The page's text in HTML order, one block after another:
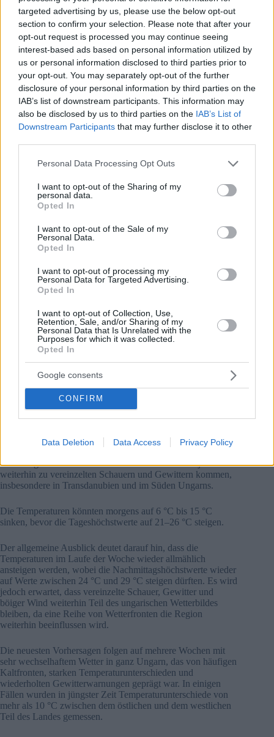
targeted advertising by us, please use the below opt-out
section to confirm your selection. Please note that after your
opt-out request is processed you may continue seeing
interest-based ads based on personal information utilized by
us or personal information disclosed to third parties prior to
your opt-out. You may separately opt-out of the further
disclosure of your personal information by third parties on the
IAB’s list of downstream participants. This information may
also be disclosed by us to third parties on the IAB’s List of
Downstream Participants that may further disclose it to other
Please note that this website/app uses one or more Google
not limited to your visit or usage behaviour. You may click to
grant or deny consent to Google and its third-party tags to
use your data for below specified purposes in below Google
consent section.
Personal Data Processing Opt Outs
I want to opt-out of the Sharing of my
personal data.
Opted In
I want to opt-out of the Sale of my
Personal Data.
Opted In
I want to opt-out of processing my
Personal Data for Targeted Advertising.
Opted In
I want to opt-out of Collection, Use,
Retention, Sale, and/or Sharing of my
Personal Data that Is Unrelated with the
Purposes for which it was collected.
Opted In
Google consents
CONFIRM
Data Deletion Data Access Privacy Policy
könnten.
Gefährliche UV-Strahlung gibt weiterhin Anlass zur Sorge
Trotz der Sturmgefahr wird für Teile Ungarns am Sonntag
auch sehr starke UV-B-Strahlung vorhergesagt.
HungaroMet hat gewarnt, dass die UV-Werte in
Südtransdanubien und der südlichen Tiefebene
voraussichtlich die Warnschwelle überschreiten werden,
wobei die UV-Indexwerte in weiten Teilen beider Regionen
Meteorologen raten dazu, direkte Sonneneinstrahlung
Schutzkleidung und Kopfbedeckungen zu tragen sowie
Sonnenschutzmittel zu verwenden. Selbst Menschen mit
normalem Hauttyp können bereits nach 15 bis 20 Minuten in
Sonnenuntergang am Plattensee. Foto: Pixabay
Mischung aus Sonnenschein und Wolken. Es kann jedoch
weiterhin zu vereinzelten Schauern und Gewittern kommen,
insbesondere in Transdanubien und im Süden Ungarns.
Die Temperaturen könnten morgens auf 6 °C bis 15 °C
sinken, bevor die Tageshöchstwerte auf 21–26 °C steigen.
Der allgemeine Ausblick deutet darauf hin, dass die
Temperaturen im Laufe der Woche wieder allmählich
ansteigen werden, wobei die Nachmittagshöchstwerte wieder
auf Werte zwischen 24 °C und 29 °C steigen dürften. Es wird
jedoch erwartet, dass vereinzelte Schauer, Gewitter und
böiger Wind weiterhin Teil des ungarischen Wetterbildes
bleiben, da eine Reihe von Wetterfronten die Region
weiterhin beeinflussen wird.
Die neuesten Vorhersagen folgen auf mehrere Wochen mit
sehr wechselhaftem Wetter in ganz Ungarn, das von häufigen
Kaltfronten, starken Temperaturunterschieden und
wiederholten Gewitterwarnungen geprägt war. In einigen
Fällen wurden in jüngster Zeit Temperaturunterschiede von
mehr als 10 °C zwischen dem östlichen und dem westlichen
Teil des Landes gemessen.